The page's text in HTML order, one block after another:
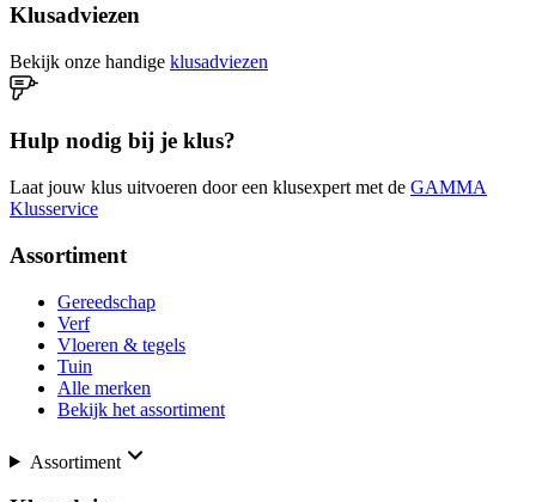
Klusadviezen
Bekijk onze handige klusadviezen
Hulp nodig bij je klus?
Laat jouw klus uitvoeren door een klusexpert met de GAMMA
Klusservice
Assortiment
Gereedschap
Verf
Vloeren & tegels
Tuin
Alle merken
Bekijk het assortiment
Assortiment